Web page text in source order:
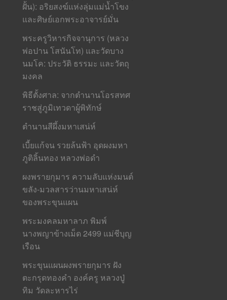
ฝั้น): อริยสงฆ์แห่งลุ่มแม่น้ำโขง
และศิษย์เอกพระอาจารย์มั่น
พระครูวิหารกิจจานุการ (หลวง
พ่อปาน โสนันโท) และวัดบาง
นมโค: ประวัติ ธรรมะ และวัตถุ
มงคล
พิธีตั้งศาล: จากตำนานโอรสทศ
ราชสู่ภูมิเทวดาผู้พิทักษ์
ตำนานสีผึ้งมหาเสน่ห์
เบี้ยแก้จน รวยล้นฟ้า อุดผงมหา
ภูติลิ้นทอง หลวงพ่อดำ
ผงพรายกุมาร ความลับแห่งมนต์
ขลัง-มวลสารว่านมหาเสน่ห์
ของพระขุนแผน
พระมงคลมหาลาภ พิมพ์
นางพญาข้างเม็ด 2499 แม่ชีบุญ
เรือน
พระขุนแผนผงพรายกุมาร ฝัง
ตะกรุดทองคำ องค์ครู หลวงปู่
ทิม วัดละหารไร่